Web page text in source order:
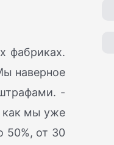
фабриках.
наверное
-
как мы уже
50%, от 30